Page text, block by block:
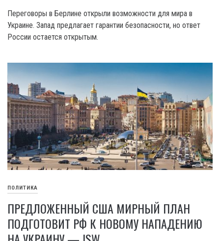
Переговоры в Берлине открыли возможности для мира в
Украине. Запад предлагает гарантии безопасности, но ответ
России остается открытым.
ПОЛИТИКА
ПРЕДЛОЖЕННЫЙ США МИРНЫЙ ПЛАН
ПОДГОТОВИТ РФ К НОВОМУ НАПАДЕНИЮ